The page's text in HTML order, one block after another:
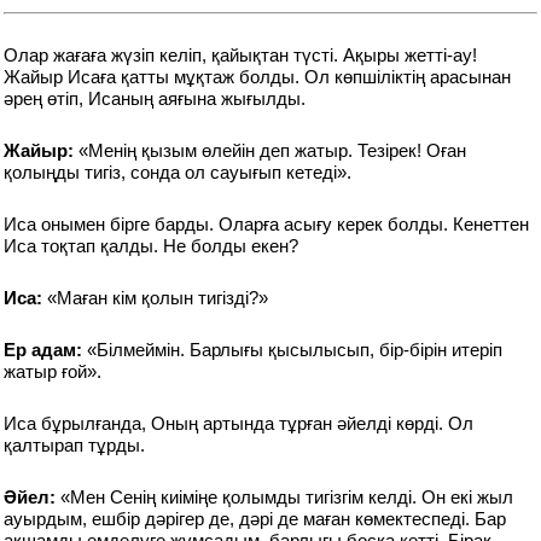
Олар жағаға жүзіп келіп, қайықтан түсті. Ақыры жетті-ау!
Жайыр Исаға қатты мұқтаж болды. Ол көпшіліктің арасынан
әрең өтіп, Исаның аяғына жығылды.
Жайыр: «Менің қызым өлейін деп жатыр. Тезірек! Оған
қолыңды тигіз, сонда ол сауығып кетеді».
Иса онымен бірге барды. Оларға асығу керек болды. Кенеттен
Иса тоқтап қалды. Не болды екен?
Иса: «Маған кім қолын тигізді?»
Ер адам: «Білмеймін. Барлығы қысылысып, бір-бірін итеріп
жатыр ғой».
Иса бұрылғанда, Оның артында тұрған әйелді көрді. Ол
қалтырап тұрды.
Әйел: «Мен Сенің киіміңе қолымды тигізгім келді. Он екі жыл
ауырдым, ешбір дәрігер де, дәрі де маған көмектеспеді. Бар